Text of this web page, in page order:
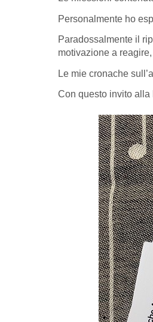
Personalmente ho
Paradossalmente il
motivazione a
Le mie cronache
Con questo invito alla